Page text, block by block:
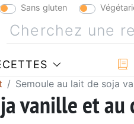
Sans gluten
Semoule au lait de soja
vanille et